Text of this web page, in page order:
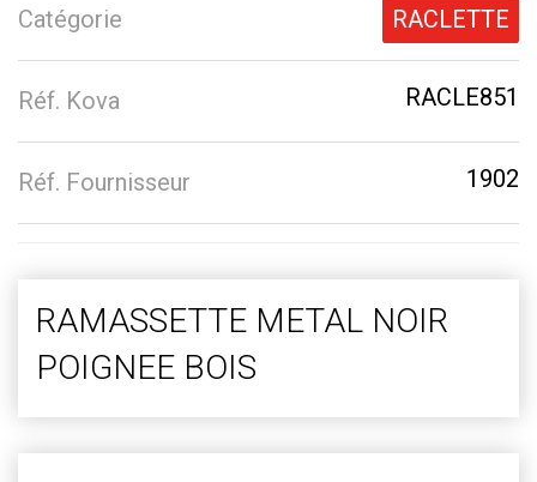
Catégorie RACLETTE
Réf. Kova RACLE851
Réf. Fournisseur 1902
RAMASSETTE METAL NOIR
POIGNEE BOIS